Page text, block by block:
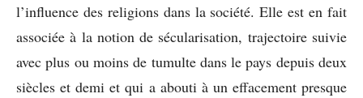
l’influence des religions dans la société. Elle est en fait
associée à la notion de sécularisation, trajectoire suivie
avec plus ou moins de tumulte dans le pays depuis deux
siècles et demi et qui a abouti à un effacement presque